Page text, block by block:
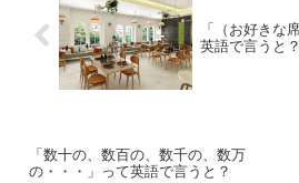
「（お好きな
英語で言うと？
「数十の、数百の、数千の、数万
の・・・」って英語で言うと？